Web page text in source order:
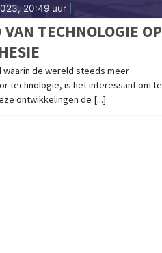
20:49 uur
VAN TECHNOLOGIE OP
waarin de wereld steeds meer
technologie, is het interessant om te
ontwikkelingen de [...]